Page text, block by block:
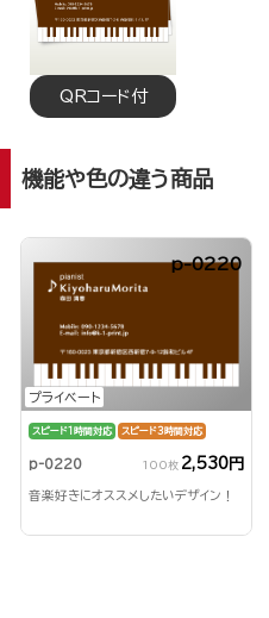
QRコード付
機能や色の違う商品
プライベート
p-0220
スピード1時間対応 スピード3時間対応
p-0220 100枚 2,530円
音楽好きにオススメしたいデザイン！